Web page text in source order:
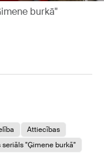
burkā"
Attiecības
seriāls "Ģimene burkā"